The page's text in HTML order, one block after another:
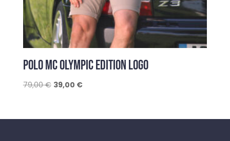
POLO MC OLYMPIC EDITION LOGO
79,00€ Le
était :
39,00 €Le
est :